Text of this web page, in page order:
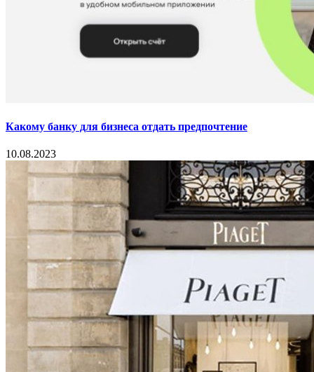
Какому банку для бизнеса отдать предпочтение
10.08.2023